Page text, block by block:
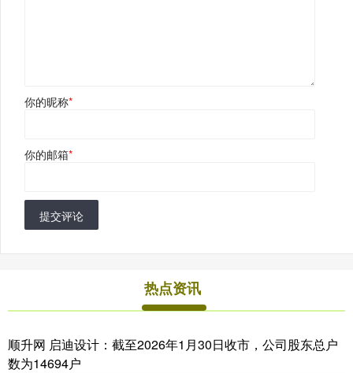
你的昵称*
你的邮箱*
提交评论
热点资讯
顺升网 启迪设计：截至2026年1月30日收市，公司股东总户
数为14694户